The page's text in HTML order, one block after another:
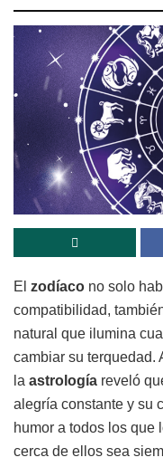
El zodíaco no solo
compatibilidad,
natural que ilumina
cambiar su terquedad.
la astrología reveló
alegría constante y su
humor a todos los que
cerca de ellos sea